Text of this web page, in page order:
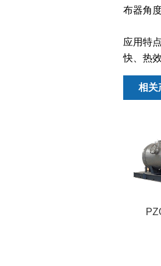
布器角
应用特
快、热
相关